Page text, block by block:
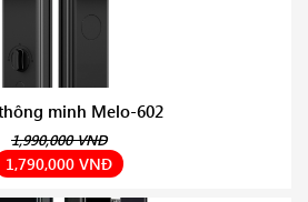
minh Melo-602
1,990,000 VNĐ
1,790,000 VNĐ